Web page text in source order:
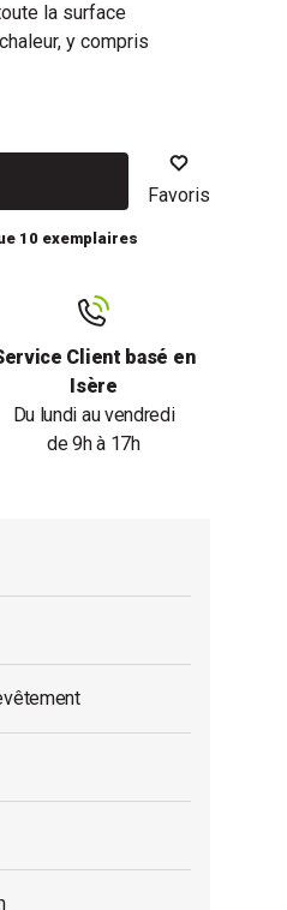
la surface
y compris
Favoris
10 exemplaires
Client basé en
Isère
Du lundi au vendredi
de 9h à 17h